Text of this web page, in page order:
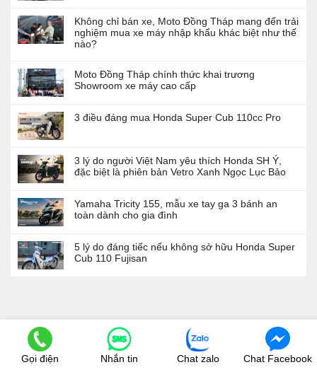
Không chỉ bán xe, Moto Đồng Tháp mang đến trải
nghiệm mua xe máy nhập khẩu khác biệt như thế
nào?
Moto Đồng Tháp chính thức khai trương
Showroom xe máy cao cấp
3 điều đáng mua Honda Super Cub 110cc Pro
3 lý do người Việt Nam yêu thích Honda SH Ý,
đặc biệt là phiên bản Vetro Xanh Ngọc Lục Bảo
Yamaha Tricity 155, mẫu xe tay ga 3 bánh an
toàn dành cho gia đình
5 lý do đáng tiếc nếu không sở hữu Honda Super
Cub 110 Fujisan
Gọi điện Nhắn tin Chat zalo Chat Facebook